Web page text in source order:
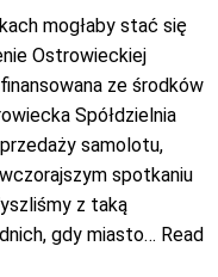
mogłaby stać się
Ostrowieckiej
ze środków
Spółdzielnia
samolotu,
spotkaniu
z taką
gdy miasto… Read